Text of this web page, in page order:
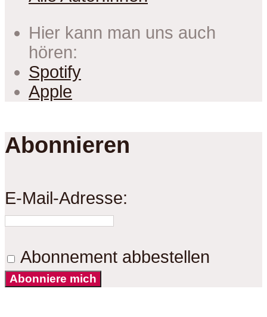
Hier kann man uns auch
hören:
Spotify
Apple
Abonnieren
E-Mail-Adresse:
Abonnement abbestellen
Abonniere mich